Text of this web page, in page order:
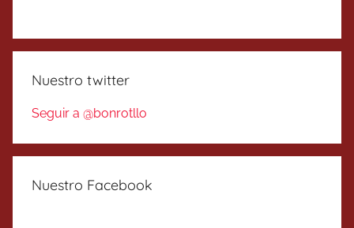
Nuestro twitter
Seguir a @bonrotllo
Nuestro Facebook